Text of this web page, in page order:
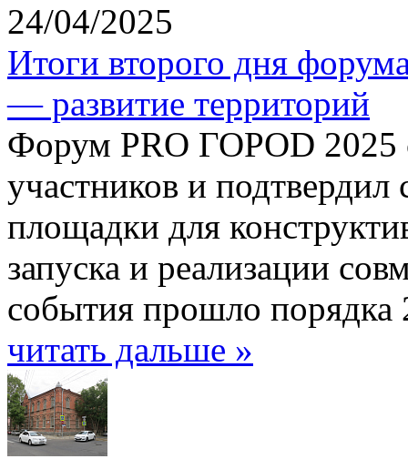
24/04/2025
Итоги второго дня
— развитие территорий
Форум PRO ГОРОD 2025
участников и подтвердил
площадки для
запуска и реализации
события прошло порядка
читать дальше »